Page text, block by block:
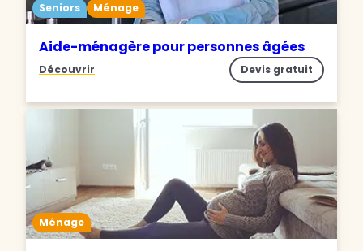
Seniors Ménage
Aide-ménagère pour personnes âgées
Découvrir Devis gratuit
Ménage